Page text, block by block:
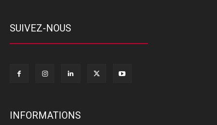
SUIVEZ-NOUS
INFORMATIONS